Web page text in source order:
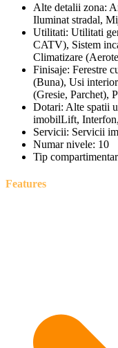
Alte detalii zona:
Iluminat stradal,
Utilitati: Utilitati
CATV), Sistem
Climatizare
Finisaje: Ferestre
(Buna), Usi
(Gresie, Parchet),
Dotari: Alte spatii
imobilLift,
Servicii: Servicii
Numar nivele: 10
Tip
Features